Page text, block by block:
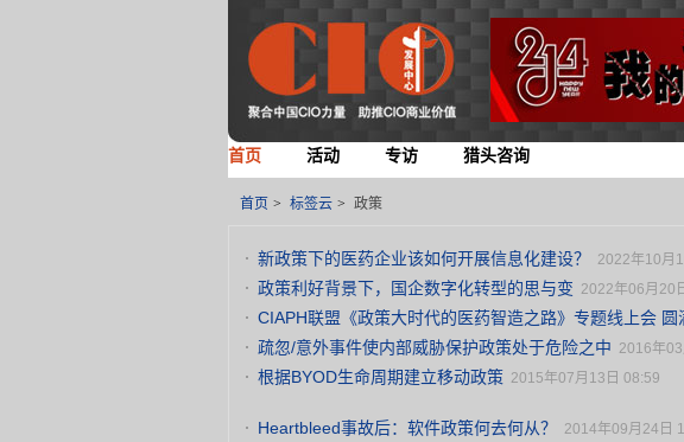
首页 活动 专访 猎头咨询
首页 > 标签云 > 政策
新政策下的医药企业该如何开展信息化建设？ 2022年10月
政策利好背景下，国企数字化转型的思与变 2022年06月20
CIAPH联盟《政策大时代的医药智造之路》专题线上会 圆
疏忽/意外事件使内部威胁保护政策处于危险之中 2016年
根据BYOD生命周期建立移动政策 2015年07月13日 08:59
Heartbleed事故后：软件政策何去何从？ 2014年09月24日